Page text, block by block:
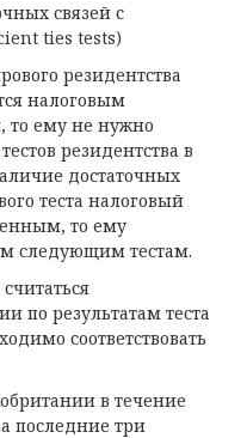
связей с
ties tests)
резидентства
налоговым
то ему не нужно
резидентства в
достаточных
теста налоговый
то ему
следующим тестам.
по результатам теста
соответствовать
в течение
последние три